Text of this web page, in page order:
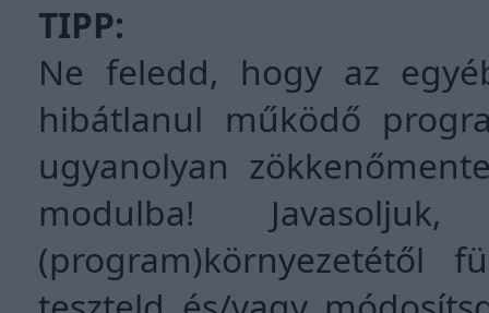
TIPP:
Ne feledd, hogy az
hibátlanul működő
ugyanolyan
modulba!
(program)környezetétől